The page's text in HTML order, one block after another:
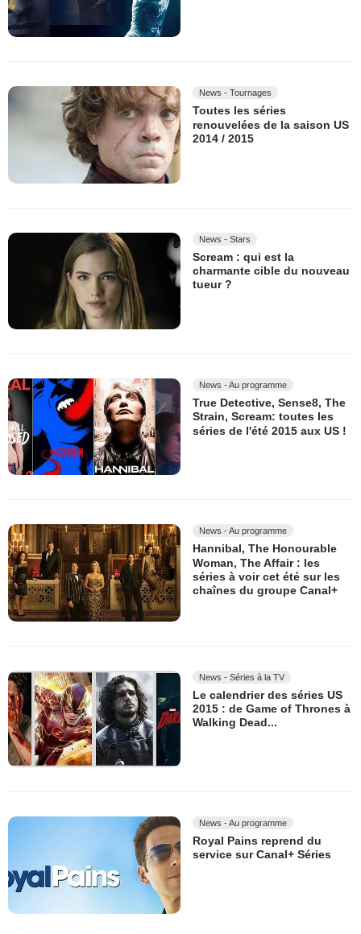
News - Tournages
Toutes les séries
renouvelées de la saison US
2014 / 2015
News - Stars
Scream : qui est la
charmante cible du nouveau
tueur ?
News - Au programme
True Detective, Sense8, The
Strain, Scream: toutes les
séries de l'été 2015 aux US !
News - Au programme
Hannibal, The Honourable
Woman, The Affair : les
séries à voir cet été sur les
chaînes du groupe Canal+
News - Séries à la TV
Le calendrier des séries US
2015 : de Game of Thrones à
Walking Dead...
News - Au programme
Royal Pains reprend du
service sur Canal+ Séries